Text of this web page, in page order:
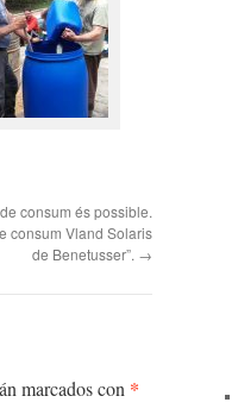
consum és possible.
consum Vland Solaris
de Benetusser”. →
marcados con *